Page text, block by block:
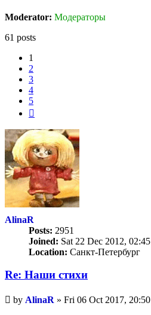
Moderator: Модераторы
61 posts
1
2
3
4
5
AlinaR
Posts: 2951
Joined: Sat 22 Dec 2012, 02:45
Location: Санкт-Петербург
Re: Наши стихи
Unread
post
by AlinaR » Fri 06 Oct 2017, 20:50